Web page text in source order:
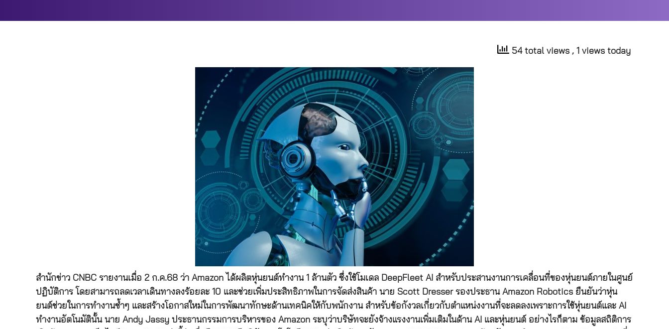
54 total views , 1 views today
สำนักข่าว CNBC รายงานเมื่อ 2 ก.ค.68 ว่า Amazon ได้ผลิตหุ่นยนต์ทำงาน 1 ล้านตัว ซึ่งใช้โมเดล DeepFleet AI สำหรับประสานงานการเคลื่อนที่ของหุ่นยนต์ภายในศูนย์
ปฏิบัติการ โดยสามารถลดเวลาเดินทางลงร้อยละ 10 และช่วยเพิ่มประสิทธิภาพในการจัดส่งสินค้า นาย Scott Dresser รองประธาน Amazon Robotics ยืนยันว่าหุ่น
ยนต์ช่วยในการทำงานซ้ำๆ และสร้างโอกาสใหม่ในการพัฒนาทักษะด้านเทคนิคให้กับพนักงาน สำหรับข้อกังวลเกี่ยวกับตำแหน่งงานที่จะลดลงเพราะการใช้หุ่นยนต์และ AI
ทำงานอัตโนมัตินั้น นาย Andy Jassy ประธานกรรมการบริหารของ Amazon ระบุว่าบริษัทจะยังจ้างแรงงานเพิ่มเติมในด้าน AI และหุ่นยนต์ อย่างไรก็ตาม ข้อมูลสถิติการ